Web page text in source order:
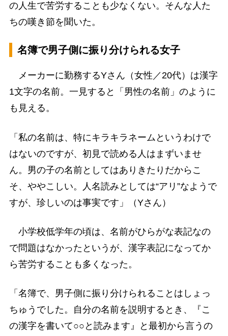
の人生で苦労することも少なくない。そんな人た
ちの嘆き節を聞いた。
名簿で男子側に振り分けられる女子
メーカーに勤務するYさん（女性／20代）は漢字
1文字の名前。一見すると「男性の名前」のように
も見える。
「私の名前は、特にキラキラネームというわけで
はないのですが、初見で読める人はまずいませ
ん。男の子の名前としてはありきたりだからこ
そ、ややこしい。人名読みとしては“アリ”なようで
すが、珍しいのは事実です」（Yさん）
小学校低学年の頃は、名前がひらがな表記なの
で問題はなかったというが、漢字表記になってか
ら苦労することも多くなった。
「名簿で、男子側に振り分けられることはしょっ
ちゅうでした。自分の名前を説明するとき、『こ
の漢字を書いて○○と読みます』と最初から言うの